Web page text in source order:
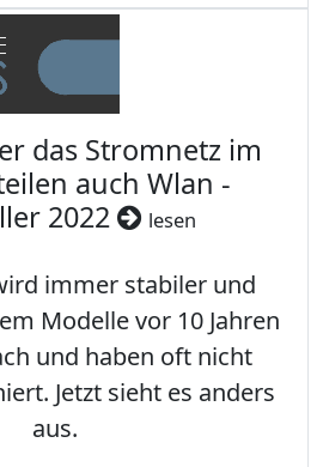
das Stromnetz im
auch Wlan -
2022
lesen
immer stabiler und
Modelle vor 10 Jahren
und haben oft nicht
Jetzt sieht es anders
aus.